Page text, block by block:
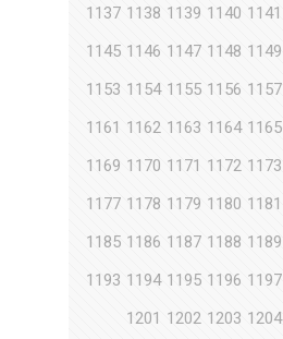
1137 1138 1139 1140 1141
1145 1146 1147 1148 1149
1153 1154 1155 1156 1157
1161 1162 1163 1164 1165
1169 1170 1171 1172 1173
1177 1178 1179 1180 1181
1185 1186 1187 1188 1189
1193 1194 1195 1196 1197
1201 1202 1203 1204